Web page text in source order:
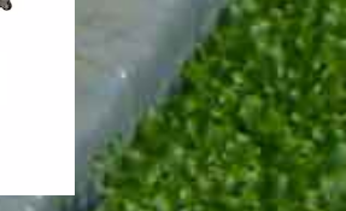
Khay ươm hạt giống hoa,